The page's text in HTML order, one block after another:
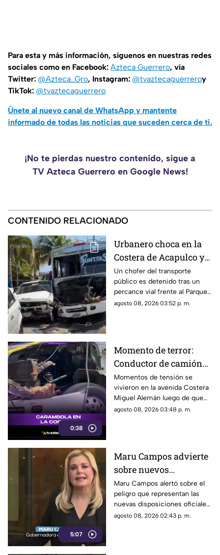
Para esta y más información, síguenos en nuestras redes
sociales como en Facebook: Azteca Guerrero, vía
Twitter: @Azteca_Gro, Instagram: @tvaztecaguerreroy
TikTok: @tvaztecaguerrero
Únete al nuevo canal de WhatsApp y mantente
informado de todas las noticias que suceden cerca de ti.
¡No te pierdas nuestro contenido, sigue a
TV Azteca Guerrero en Google News!
CONTENIDO RELACIONADO
Urbanero choca en la
Costera de Acapulco y
ocasiona severos
daños
Un chofer del transporte
público es detenido tras un
percance vial frente al Parque
de la Reina.
agosto 08, 2026 03:52 p. m.
0:38
Momento de terror:
Conductor de camión
urbano pierde el
control y choca contra
autos en plena Costera
Miguel Alemán
Momentos de tensión se
vivieron en la avenida Costera
Miguel Alemán luego de que
un camión urbano se estrellara
agosto 08, 2026 03:48 p. m.
5:07
Maru Campos advierte
sobre nuevos
lineamientos: Alerta
que buscan sancionar a
medios críticos y
limitar la libertad de
Maru Campos alertó sobre el
peligro que representan las
nuevas disposiciones oficiales,
las cuales podrían utilizarse
agosto 08, 2026 02:43 p. m.